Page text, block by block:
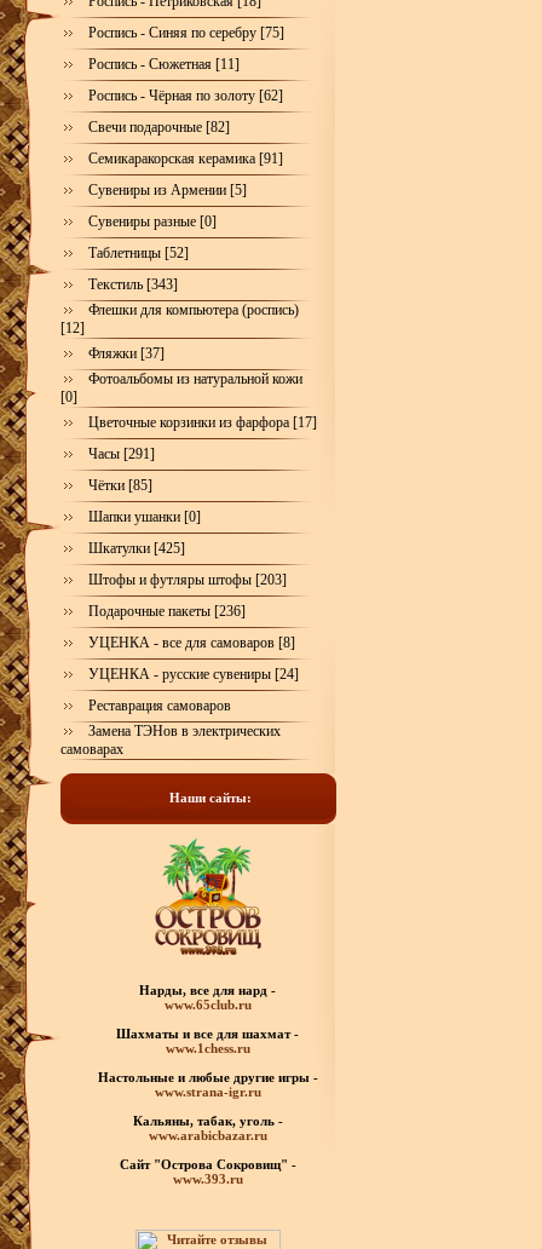
Роспись - Синяя по серебру [75]
Роспись - Сюжетная [11]
Роспись - Чёрная по золоту [62]
Свечи подарочные [82]
Семикаракорская керамика [91]
Сувениры из Армении [5]
Сувениры разные [0]
Таблетницы [52]
Текстиль [343]
Флешки для компьютера (роспись)
[12]
Фляжки [37]
Фотоальбомы из натуральной кожи
[0]
Цветочные корзинки из фарфора [17]
Часы [291]
Чётки [85]
Шапки ушанки [0]
Шкатулки [425]
Штофы и футляры штофы [203]
Подарочные пакеты [236]
УЦЕНКА - все для самоваров [8]
УЦЕНКА - русские сувениры [24]
Реставрация самоваров
Замена ТЭНов в электрических
самоварах
Наши сайты:
Нарды, все для нард -
www.65club.ru
Шахматы и все для шахмат -
www.1chess.ru
Настольные и любые другие игры -
www.strana-igr.ru
Кальяны, табак, уголь -
www.arabicbazar.ru
Сайт "Острова Сокровищ" -
www.393.ru